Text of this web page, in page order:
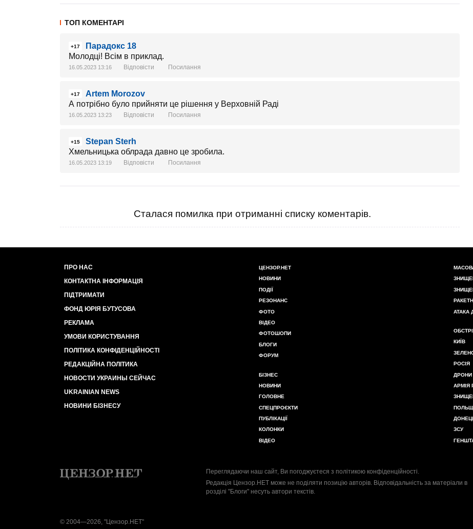
ТОП КОМЕНТАРІ
+17
Парадокс 18
Молодці! Всім в приклад.
16.05.2023 13:16 Відповісти Посилання
+17
Artem Morozov
А потрібно було прийняти це рішення у Верховній Раді
16.05.2023 13:23 Відповісти Посилання
+15
Stepan Sterh
Хмельницька облрада давно це зробила.
16.05.2023 13:19 Відповісти Посилання
Сталася помилка при отриманні списку коментарів.
ПРО НАС
КОНТАКТНА ІНФОРМАЦІЯ
ПІДТРИМАТИ
ФОНД ЮРІЯ БУТУСОВА
РЕКЛАМА
УМОВИ КОРИСТУВАННЯ
ПОЛІТИКА КОНФІДЕНЦІЙНОСТІ
РЕДАКЦІЙНА ПОЛІТИКА
НОВОСТИ УКРАИНЫ СЕЙЧАС
UKRAINIAN NEWS
НОВИНИ БІЗНЕСУ
ЦЕНЗОР.НЕТ
НОВИНИ
ПОДІЇ
РЕЗОНАНС
ФОТО
ВІДЕО
ФОТОШОПИ
БЛОГИ
ФОРУМ
БІЗНЕС
НОВИНИ
ГОЛОВНЕ
СПЕЦПРОЄКТИ
ПУБЛІКАЦІЇ
КОЛОНКИ
ВІДЕО
АТАКА
КИЇВ
РОСІЯ
ДРОНИ
АРМІЯ
ЗСУ
Переглядаючи наш сайт, Ви погоджуєтеся з політикою конфіденційності.
Редакція Цензор.НЕТ може не поділяти позицію авторів. Відповідальність за матеріали в
розділі "Блоги" несуть автори текстів.
© 2004—2026, "Цензор.НЕТ"